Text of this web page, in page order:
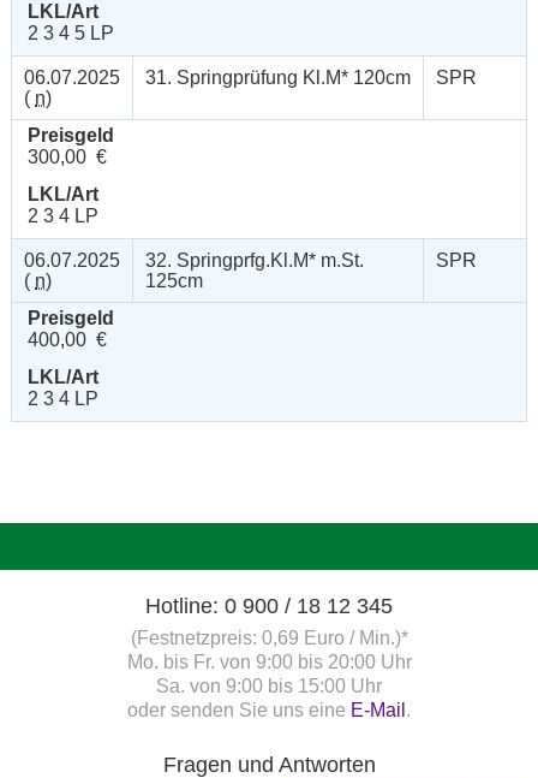
LKL/Art
2 3 4 5 LP
06.07.2025
( n)
31. Springprüfung Kl.M* 120cm SPR
Preisgeld
300,00 €
LKL/Art
2 3 4 LP
06.07.2025
( n)
32. Springprfg.Kl.M* m.St.
125cm
SPR
Preisgeld
400,00 €
LKL/Art
2 3 4 LP
Hotline: 0 900 / 18 12 345
(Festnetzpreis: 0,69 Euro / Min.)*
Mo. bis Fr. von 9:00 bis 20:00 Uhr
Sa. von 9:00 bis 15:00 Uhr
oder senden Sie uns eine E-Mail .
Fragen und Antworten